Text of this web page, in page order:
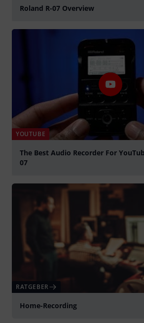
Roland R-07 Overview
YOUTUBE
The Best Audio Recorder For
07
RATGEBER
Home-Recording